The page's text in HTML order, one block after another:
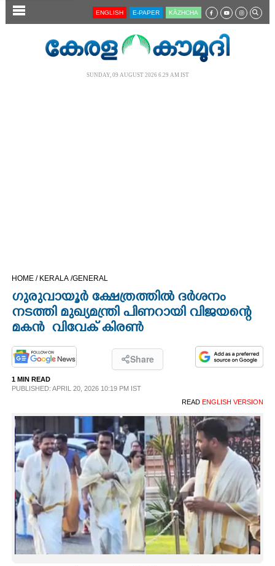
SECTIONS
OPINION
PHOTOS
LIFESTYLE
SPIRITUAL
INFO+
ART
ASTRO
ENGLISH E-PAPER KĀZHCHA
SUNDAY, 09 AUGUST 2026 6.29 AM IST
HOME / KERALA /GENERAL
ഗു​രു​വാ​യൂ​ർ​ ​ക്ഷേത്രത്തിൽ ദർശനം
നടത്തി മു​ഖ്യ​മ​ന്ത്രി​ പിണറായി വിജയന്റെ
മകൻ​ ​ ​വി​വേ​ക് ​കി​രൺ
Share
1 MIN READ
PUBLISHED: APRIL 20, 2026 10:19 PM IST
READ ENGLISH VERSION